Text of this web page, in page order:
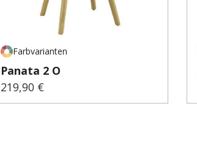
Farbvarianten
Panata 2 O
Regulärer Preis:
219,90 €